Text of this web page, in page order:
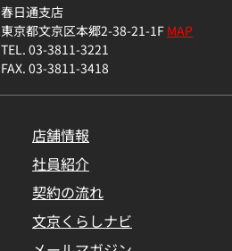
春日通支店
東京都文京区本郷2-38-21-1FMAP
TEL. 03-3811-3221
FAX. 03-3811-3418
店舗情報
社員紹介
契約の流れ
文京くらしナビ